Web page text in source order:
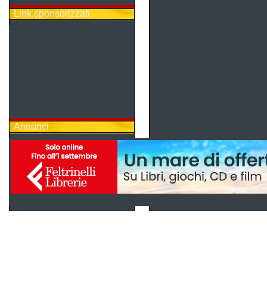
Link sponsorizzati
Annunci